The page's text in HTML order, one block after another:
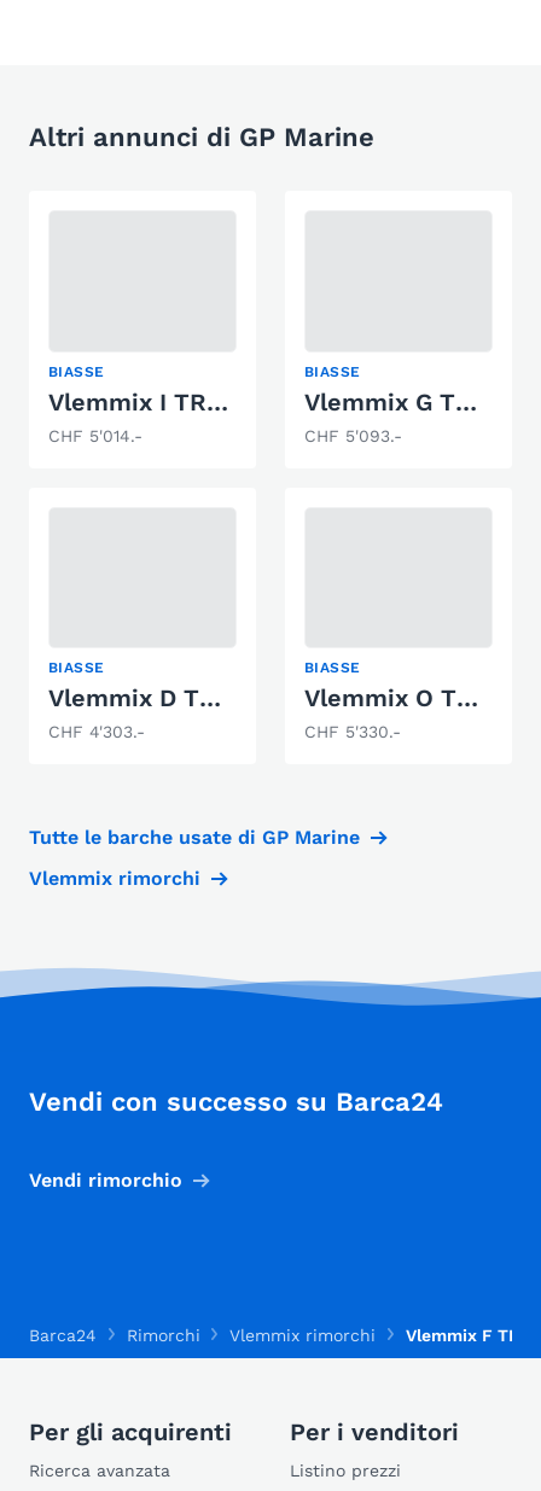
Altri annunci di GP Marine
BIASSE
Vlemmix I TRAILER 2700 KG 2 X AS 1350 KG
CHF 5'014.-
BIASSE
Vlemmix G TRAILER 3000 KG 2 X AS 1500 KG
CHF 5'093.-
BIASSE
Vlemmix D TRAILER 2700 KG 2 X AS 1350 KG
CHF 4'303.-
BIASSE
Vlemmix O TRAILER 2700 KG 2 X AS 1350 KG
CHF 5'330.-
Tutte le barche usate di GP Marine
Vlemmix rimorchi
Vendi con successo su Barca24
Vendi rimorchio
Barca24 Rimorchi Vlemmix rimorchi Vlemmix F
Per gli acquirenti
Ricerca avanzata
Per i venditori
Listino prezzi